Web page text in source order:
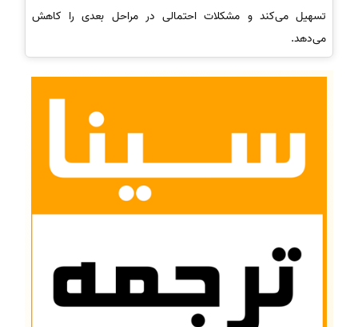
تسهیل می‌کند و مشکلات احتمالی در مراحل بعدی را کاهش
می‌دهد.